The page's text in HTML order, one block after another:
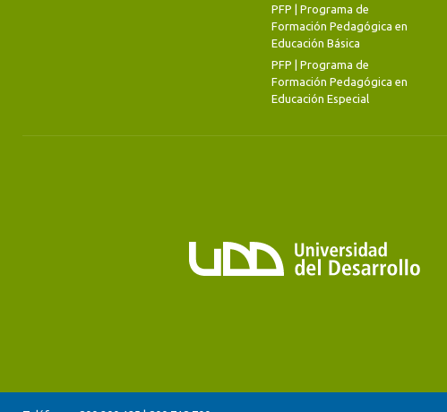
PFP | Programa de
Formación Pedagógica en
Educación Básica
PFP | Programa de
Formación Pedagógica en
Educación Especial